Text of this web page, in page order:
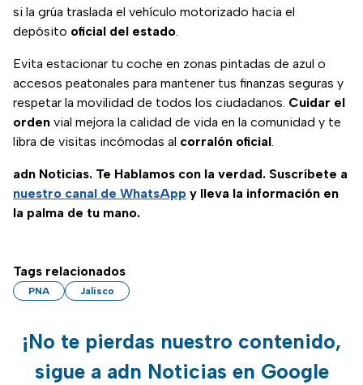
si la grúa traslada el vehículo motorizado hacia el
depósito oficial del estado.
Evita estacionar tu coche en zonas pintadas de azul o
accesos peatonales para mantener tus finanzas seguras y
respetar la movilidad de todos los ciudadanos. Cuidar el
orden vial mejora la calidad de vida en la comunidad y te
libra de visitas incómodas al corralón oficial.
adn Noticias. Te Hablamos con la verdad. Suscríbete a
nuestro canal de WhatsApp y lleva la información en
la palma de tu mano.
Tags relacionados
PNA Jalisco
¡No te pierdas nuestro contenido,
sigue a adn Noticias en Google